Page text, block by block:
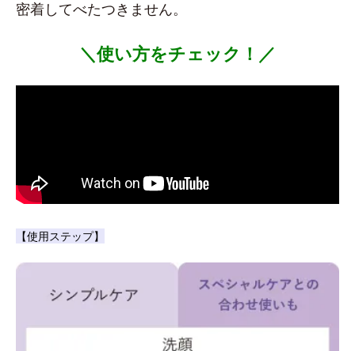
密着してべたつきません。
＼使い方をチェック！／
【使用ステップ】